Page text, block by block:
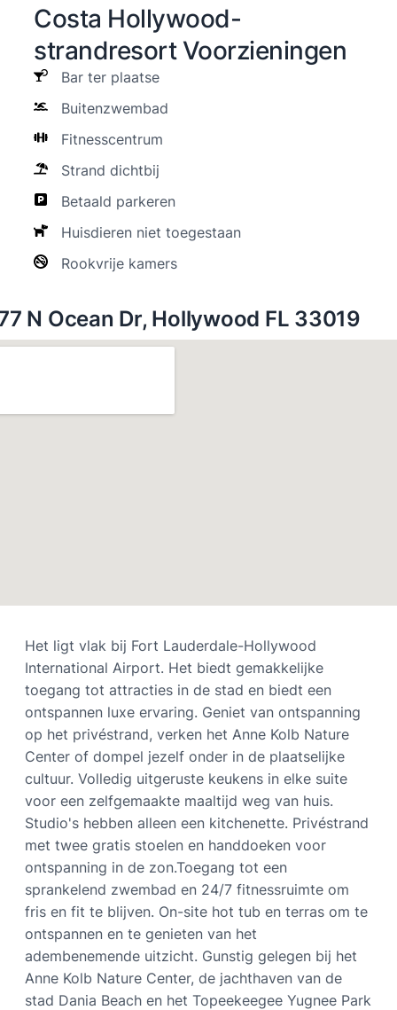
Costa Hollywood-
strandresort Voorzieningen
Bar ter plaatse
Buitenzwembad
Fitnesscentrum
Strand dichtbij
Betaald parkeren
Huisdieren niet toegestaan
Rookvrije kamers
N Ocean Dr, Hollywood FL 33019
Het ligt vlak bij Fort Lauderdale-Hollywood
International Airport. Het biedt gemakkelijke
toegang tot attracties in de stad en biedt een
ontspannen luxe ervaring. Geniet van ontspanning
op het privéstrand, verken het Anne Kolb Nature
Center of dompel jezelf onder in de plaatselijke
cultuur. Volledig uitgeruste keukens in elke suite
voor een zelfgemaakte maaltijd weg van huis.
Studio's hebben alleen een kitchenette. Privéstrand
met twee gratis stoelen en handdoeken voor
ontspanning in de zon.Toegang tot een
sprankelend zwembad en 24/7 fitnessruimte om
fris en fit te blijven. On-site hot tub en terras om te
ontspannen en te genieten van het
adembenemende uitzicht. Gunstig gelegen bij het
Anne Kolb Nature Center, de jachthaven van de
stad Dania Beach en het Topeekeegee Yugnee Park